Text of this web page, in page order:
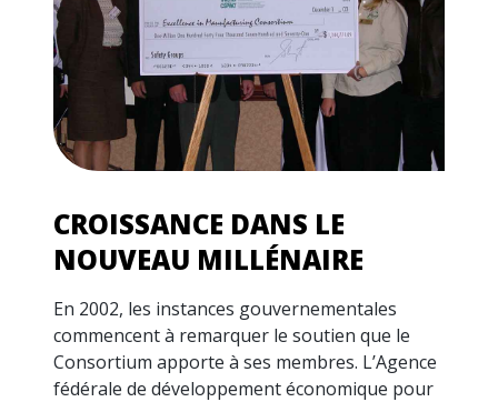
CROISSANCE DANS LE
NOUVEAU MILLÉNAIRE
En 2002, les instances gouvernementales
commencent à remarquer le soutien que le
Consortium apporte à ses membres. L’Agence
fédérale de développement économique pour